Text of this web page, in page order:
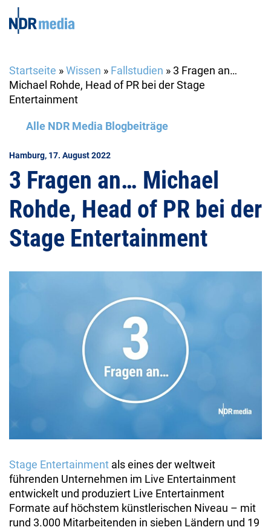
Startseite »Wissen » Fallstudien » 3 Fragen an…
Michael Rohde, Head of PR bei der Stage
Entertainment
Alle NDR Media Blogbeiträge
Hamburg, 17. August 2022
3 Fragen an… Michael
Rohde, Head of PR bei der
Stage Entertainment
Stage Entertainment als eines der weltweit
führenden Unternehmen im Live Entertainment
entwickelt und produziert Live Entertainment
Formate auf höchstem künstlerischen Niveau – mit
rund 3.000 Mitarbeitenden in sieben Ländern und 19